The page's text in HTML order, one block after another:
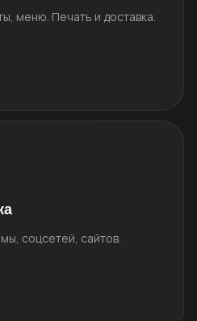
меню. Печать и доставка.
соцсетей, сайтов.